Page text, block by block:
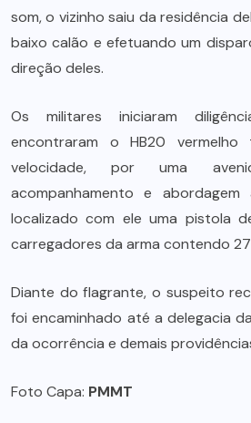
som, o vizinho saiu da residência
baixo calão e efetuando um
direção deles.
Os militares iniciaram
encontraram o HB20
velocidade, por uma
acompanhamento e
localizado com ele uma pistola
carregadores da arma contendo
Diante do flagrante, o suspeito
foi encaminhado até a delegacia
da ocorrência e demais
Foto Capa: PMMT